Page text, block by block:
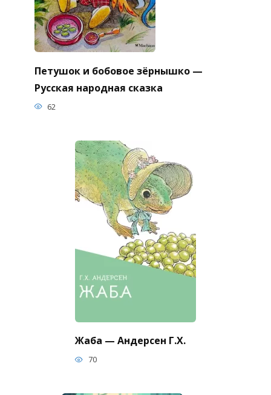
Петушок и бобовое зёрнышко —
Русская народная сказка
62
Жаба — Андерсен Г.Х.
70